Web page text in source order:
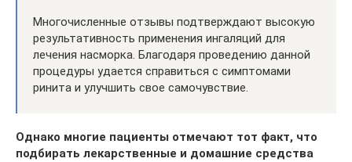
Многочисленные отзывы подтверждают высокую
результативность применения ингаляций для
лечения насморка. Благодаря проведению данной
процедуры удается справиться с симптомами
ринита и улучшить свое самочувствие.
Однако многие пациенты отмечают тот факт, что
подбирать лекарственные и домашние средства